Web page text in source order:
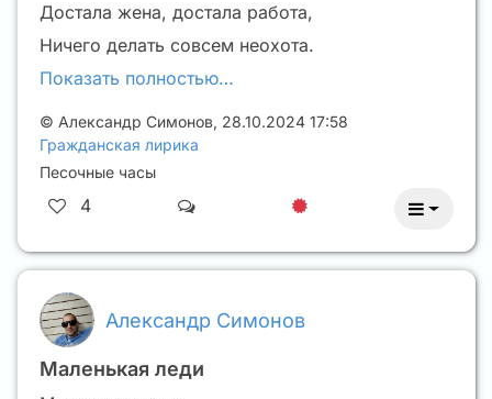
Достала жена, достала работа,
Ничего делать совсем неохота.
Показать полностью…
© Александр Симонов, 28.10.2024 17:58
Гражданская лирика
Песочные часы
4
Александр Симонов
Маленькая леди